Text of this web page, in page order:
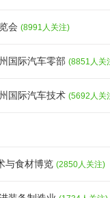
会 (8991人关注)
国际汽车零部 (8851人关
国际汽车技术 (5692人关
与食材博览 (2850人关注)